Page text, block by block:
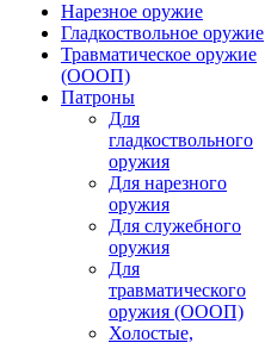
Нарезное оружие
Гладкоствольное оружие
Травматическое оружие
(ОООП)
Патроны
Для
гладкоствольного
оружия
Для нарезного
оружия
Для служебного
оружия
Для
травматического
оружия (ОООП)
Холостые,